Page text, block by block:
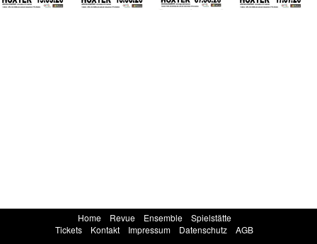
Home Revue Ensemble
Spielstätte
Tickets
Kontakt Impressum Datenschutz AGB